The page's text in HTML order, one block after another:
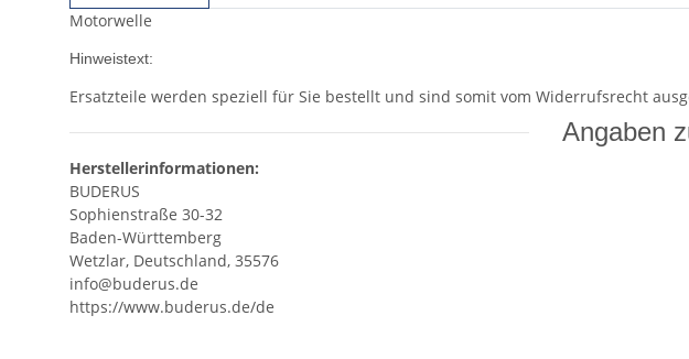
Motorwelle
Hinweistext:
Ersatzteile werden speziell für Sie bestellt und sind somit vom Widerrufsrecht
Angaben
Herstellerinformationen:
BUDERUS
Sophienstraße 30-32
Baden-Württemberg
Wetzlar, Deutschland, 35576
info@buderus.de
https://www.buderus.de/de